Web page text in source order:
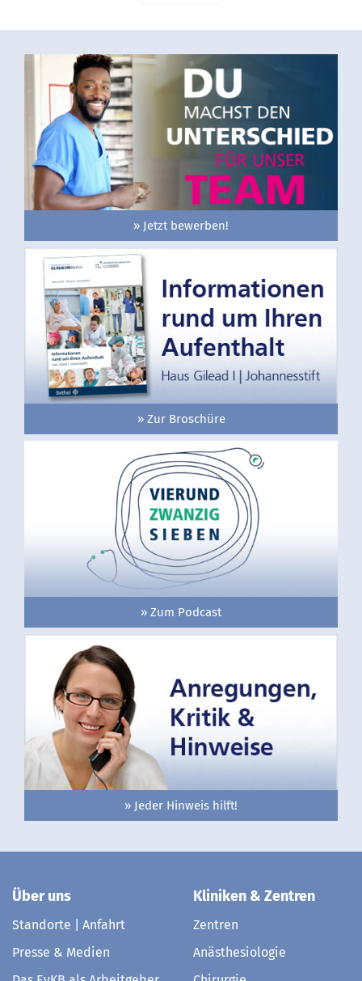
» Jetzt bewerben!
» Zur Broschüre
» Zum Podcast
» Jeder Hinweis hilft!
Über uns
Standorte | Anfahrt
Presse & Medien
Kliniken & Zentren
Zentren
Anästhesiologie